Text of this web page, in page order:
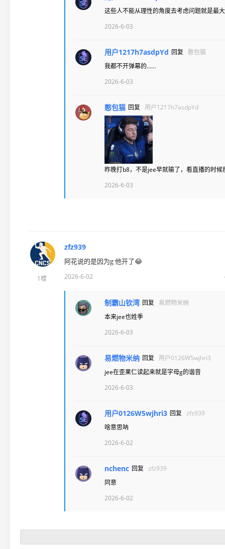
这些人不能从理性的角度去考虑问题就是最
2026-6-03
用户1217h7asdpYd 回复 憨包猫
我都不开弹幕的……
2026-6-03
憨包猫 回复 用户1217h7asdpYd
昨晚打b8，不是jee早就输了，看直播的时
2026-6-03
1楼
zfz939
阿花说的是因为g 他开了😂
2026-6-02
制霸山钦湾 回复
易燃物米纳
本来jee也姓季
2026-6-03
易燃物米纳 回复
用户0126W5wjhri3
jee在歪果仁读起来就是字母g的谐音
2026-6-03
用户0126W5wjhri3 回复 zfz939
啥意思呐
2026-6-02
nchenc 回复 zfz939
同意
2026-6-02